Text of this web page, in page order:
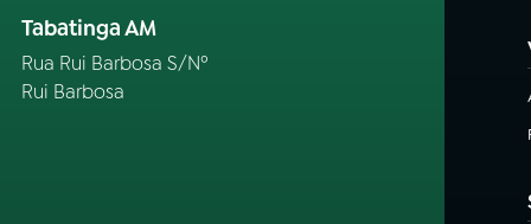
Tabatinga AM
Rua Rui Barbosa S/Nº
Rui Barbosa